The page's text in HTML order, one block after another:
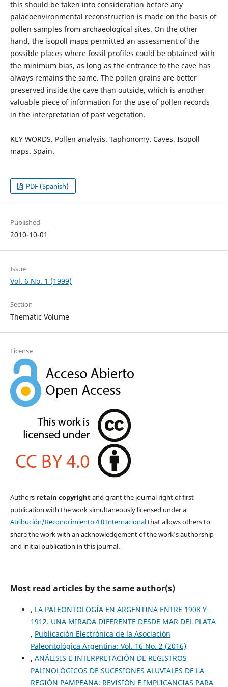
this should be taken into consideration before any
palaeoenvironmental reconstruction is made on the basis of
pollen samples from archaeological sites. On the other
hand, the isopoll maps permitted an assessment of the
possible places where fossil profiles could be obtained with
the minimum bias, as long as the entrance to the cave has
always remains the same. The pollen grains are better
preserved inside the cave than outside, which is another
valuable piece of information for the use of pollen records
in the interpretation of past vegetation.
KEY WORDS. Pollen analysis. Taphonomy. Caves. Isopoll
maps. Spain.
PDF (Spanish)
Published
2010-10-01
Issue
Vol. 6 No. 1 (1999)
Section
Thematic Volume
License
Authors retain copyrightand grant the journal right of first
publication with the work simultaneously licensed under a
Atribución/Reconocimiento 4.0 Internacionalthat allows others to
share the work with an acknowledgement of the work's authorship
and initial publication in this journal.
Most read articles by the same author(s)
, LA PALEONTOLOGÍA EN ARGENTINA ENTRE 1908 Y
1912. UNA MIRADA DIFERENTE DESDE MAR DEL PLATA
, Publicación Electrónica de la Asociación
Paleontológica Argentina: Vol. 16 No. 2 (2016)
, ANÁLISIS E INTERPRETACIÓN DE REGISTROS
PALINOLÓGICOS DE SUCESIONES ALUVIALES DE LA
REGIÓN PAMPEANA: REVISIÓN E IMPLICANCIAS PARA